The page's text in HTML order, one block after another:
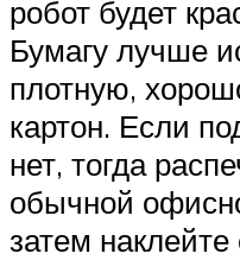
робот будет
Бумагу лучше
плотную,
картон. Если
нет, тогда
обычной
затем наклейте